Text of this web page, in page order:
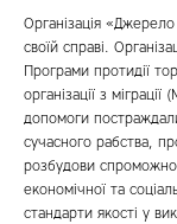
Організація
своїй справі.
Програми протидії
організації з
допомоги
сучасного рабства,
розбудови
економічної та
стандарти якості у